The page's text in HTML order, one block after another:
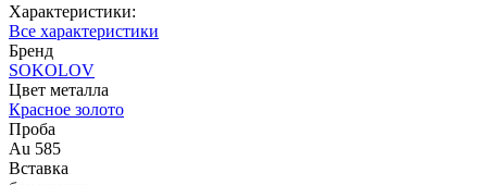
Характеристики:
Все характеристики
Бренд
SOKOLOV
Цвет металла
Красное золото
Проба
Au 585
Вставка